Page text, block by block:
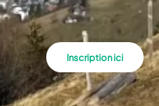
Inscription ici